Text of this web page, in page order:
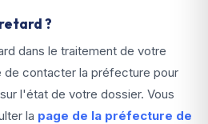
?
dans le traitement de votre
de contacter la préfecture pour
l'état de votre dossier. Vous
la page de la préfecture de